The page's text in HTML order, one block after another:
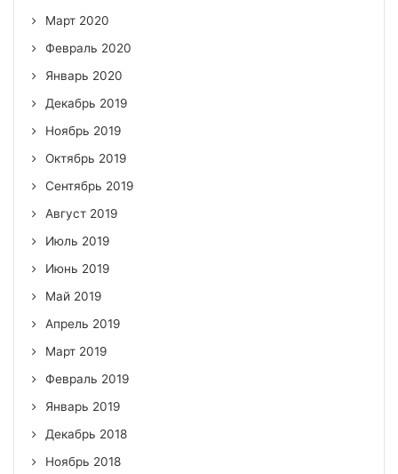
Март 2020
Февраль 2020
Январь 2020
Декабрь 2019
Ноябрь 2019
Октябрь 2019
Сентябрь 2019
Август 2019
Июль 2019
Июнь 2019
Май 2019
Апрель 2019
Март 2019
Февраль 2019
Январь 2019
Декабрь 2018
Ноябрь 2018